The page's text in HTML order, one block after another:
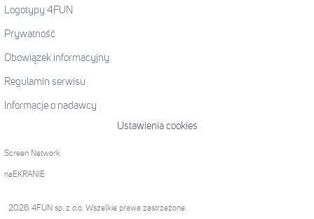
Logotypy 4FUN
Prywatność
Obowiązek informacyjny
Regulamin serwisu
Informacje o nadawcy
Ustawienia cookies
Screen Network
naEKRANIE
2026 4FUN sp. z o.o. Wszelkie prawa zastrzeżone.